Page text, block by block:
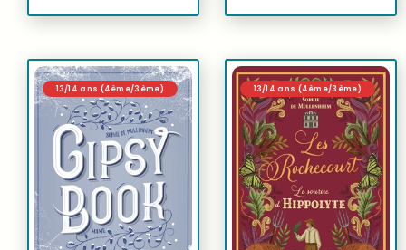
13/14 ans (4ème/3ème) 13/14 ans (4ème/3ème)